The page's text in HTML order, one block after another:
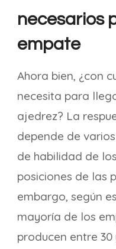
necesarios
empate
Ahora bien, ¿con
necesita para
ajedrez? La
depende de
de habilidad de
posiciones de las
embargo, según
mayoría de los
producen entre